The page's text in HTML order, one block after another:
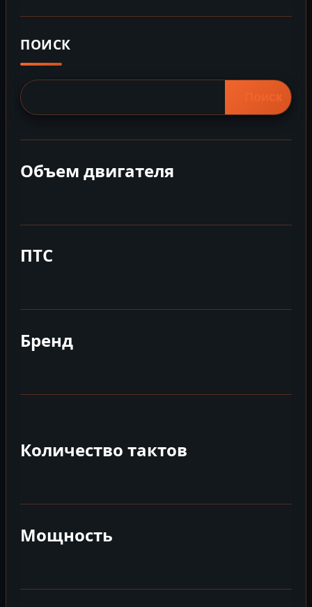
ПОИСК
Объем двигателя
ПТС
Бренд
Количество тактов
Мощность